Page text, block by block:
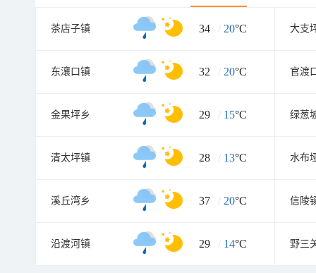
茶店子镇 34 / 20°C 大支
东瀼口镇 32 / 20°C 官渡
金果坪乡 29 / 15°C 绿葱
清太坪镇 28 / 13°C 水布
溪丘湾乡 37 / 20°C 信陵
沿渡河镇 29 / 14°C 野三